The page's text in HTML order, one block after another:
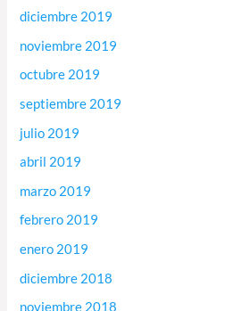
diciembre 2019
noviembre 2019
octubre 2019
septiembre 2019
julio 2019
abril 2019
marzo 2019
febrero 2019
enero 2019
diciembre 2018
noviembre 2018